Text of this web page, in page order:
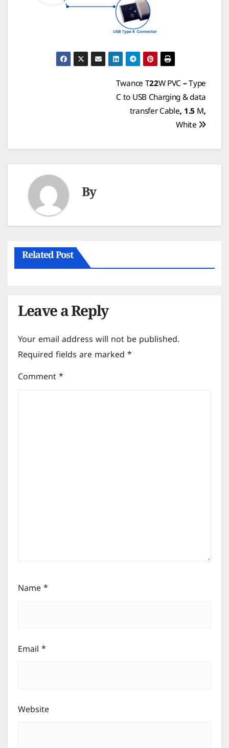
Twance T22W PVC – Type
C to USB Charging & data
transfer Cable, 1.5 M,
White
By
Related Post
Leave a Reply
Your email address will not be published.
Required fields are marked *
Comment *
Name *
Email *
Website